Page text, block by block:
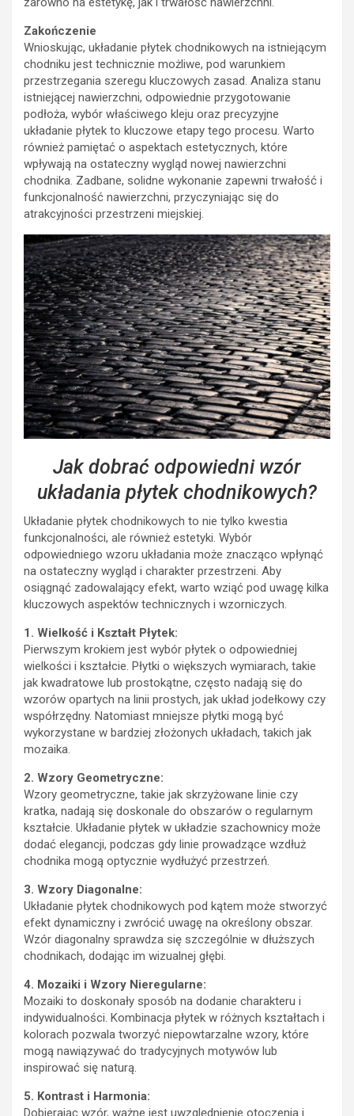
Zakończenie
Wnioskując, układanie płytek chodnikowych na istniejącym
chodniku jest technicznie możliwe, pod warunkiem
przestrzegania szeregu kluczowych zasad. Analiza stanu
istniejącej nawierzchni, odpowiednie przygotowanie
podłoża, wybór właściwego kleju oraz precyzyjne
układanie płytek to kluczowe etapy tego procesu. Warto
również pamiętać o aspektach estetycznych, które
wpływają na ostateczny wygląd nowej nawierzchni
chodnika. Zadbane, solidne wykonanie zapewni trwałość i
funkcjonalność nawierzchni, przyczyniając się do
atrakcyjności przestrzeni miejskiej.
Jak dobrać odpowiedni wzór
układania płytek chodnikowych?
Układanie płytek chodnikowych to nie tylko kwestia
funkcjonalności, ale również estetyki. Wybór
odpowiedniego wzoru układania może znacząco wpłynąć
na ostateczny wygląd i charakter przestrzeni. Aby
osiągnąć zadowalający efekt, warto wziąć pod uwagę kilka
kluczowych aspektów technicznych i wzorniczych.
1. Wielkość i Kształt Płytek:
Pierwszym krokiem jest wybór płytek o odpowiedniej
wielkości i kształcie. Płytki o większych wymiarach, takie
jak kwadratowe lub prostokątne, często nadają się do
wzorów opartych na linii prostych, jak układ jodełkowy czy
współrzędny. Natomiast mniejsze płytki mogą być
wykorzystane w bardziej złożonych układach, takich jak
mozaika.
2. Wzory Geometryczne:
Wzory geometryczne, takie jak skrzyżowane linie czy
kratka, nadają się doskonale do obszarów o regularnym
kształcie. Układanie płytek w układzie szachownicy może
dodać elegancji, podczas gdy linie prowadzące wzdłuż
chodnika mogą optycznie wydłużyć przestrzeń.
3. Wzory Diagonalne:
Układanie płytek chodnikowych pod kątem może stworzyć
efekt dynamiczny i zwrócić uwagę na określony obszar.
Wzór diagonalny sprawdza się szczególnie w dłuższych
chodnikach, dodając im wizualnej głębi.
4. Mozaiki i Wzory Nieregularne:
Mozaiki to doskonały sposób na dodanie charakteru i
indywidualności. Kombinacja płytek w różnych kształtach i
kolorach pozwala tworzyć niepowtarzalne wzory, które
mogą nawiązywać do tradycyjnych motywów lub
inspirować się naturą.
5. Kontrast i Harmonia: